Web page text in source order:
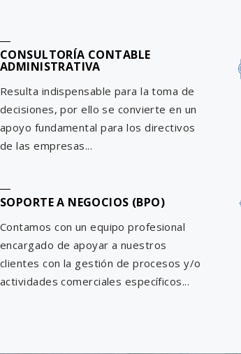
CONSULTORÍA CONTABLE
ADMINISTRATIVA
Resulta indispensable para la toma de
decisiones, por ello se convierte en un
apoyo fundamental para los directivos
de las empresas...
SOPORTE A NEGOCIOS (BPO)
Contamos con un equipo profesional
encargado de apoyar a nuestros
clientes con la gestión de procesos y/o
actividades comerciales específicos...